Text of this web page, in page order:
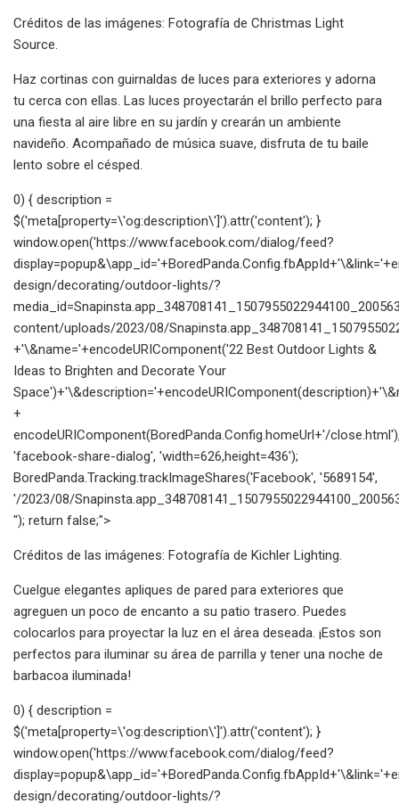
Créditos de las imágenes: Fotografía de Christmas Light
Source.
Haz cortinas con guirnaldas de luces para exteriores y adorna
tu cerca con ellas. Las luces proyectarán el brillo perfecto para
una fiesta al aire libre en su jardín y crearán un ambiente
navideño. Acompañado de música suave, disfruta de tu baile
lento sobre el césped.
0) { description =
$('meta[property=\'og:description\']').attr('content'); }
window.open('https://www.facebook.com/dialog/feed?
design/decorating/outdoor-lights/?
content/uploads/2023/08/
+'\&name='+encodeURIComponent('22 Best Outdoor Lights &
Ideas to Brighten and Decorate Your
+
encodeURIComponent(BoredPanda.Config.homeUrl+'/
'facebook-share-dialog', 'width=626,height=436');
BoredPanda.Tracking.trackImageShares('Facebook', '5689154',
'/2023/08/
''); return false;">
Créditos de las imágenes: Fotografía de Kichler Lighting.
Cuelgue elegantes apliques de pared para exteriores que
agreguen un poco de encanto a su patio trasero. Puedes
colocarlos para proyectar la luz en el área deseada. ¡Estos son
perfectos para iluminar su área de parrilla y tener una noche de
barbacoa iluminada!
0) { description =
$('meta[property=\'og:description\']').attr('content'); }
window.open('https://www.facebook.com/dialog/feed?
design/decorating/outdoor-lights/?